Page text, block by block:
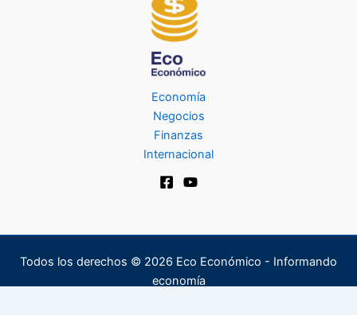
Economía
Negocios
Finanzas
Internacional
Todos los derechos © 2026 Eco Económico - Informando
economía